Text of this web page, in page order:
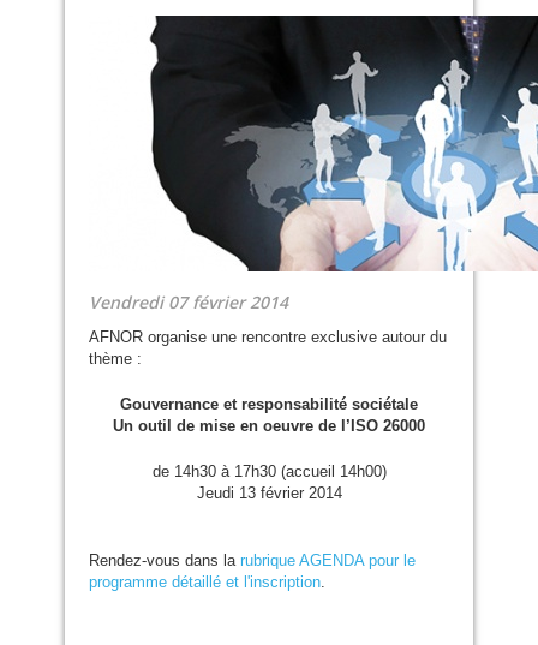
Vendredi 07 février 2014
AFNOR organise une rencontre exclusive autour du
thème :
Gouvernance et responsabilité sociétale
Un outil de mise en oeuvre de l’ ISO 26000
de 14h30 à 17h30 (accueil 14h00)
Jeudi 13 février 2014
Rendez-vous dans la rubrique AGENDApour le
programme détaillé et l'inscription.